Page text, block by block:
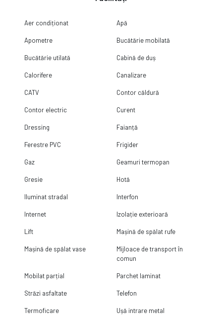
Aer condiționat Apă
Apometre Bucătărie mobilată
Bucătărie utilată Cabină de duș
Calorifere Canalizare
CATV Contor căldură
Contor electric Curent
Dressing Faianță
Ferestre PVC Frigider
Gaz Geamuri termopan
Gresie Hotă
Iluminat stradal Interfon
Internet Izolație exterioară
Lift Mașină de spălat rufe
Mașină de spălat vase
Mijloace de transport în
comun
Mobilat parțial Parchet laminat
Străzi asfaltate Telefon
Termoficare Ușă intrare metal